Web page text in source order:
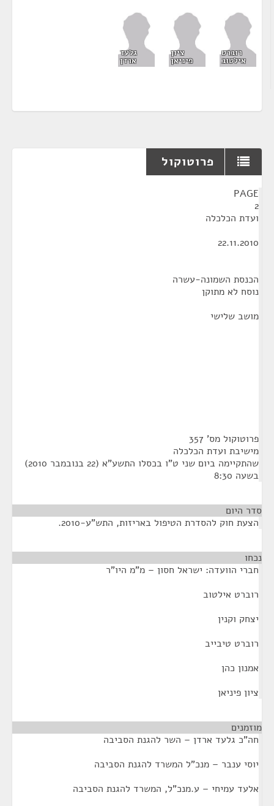
רוברט
אילטוב
ציון
פיניאן
גלעד
ארדן
פרוטוקול
PAGE
2
ועדת הכלכלה
22.11.2010
הכנסת השמונה-עשרה
נוסח לא מתוקן
מושב שלישי
פרוטוקול מס' 357
מישיבת ועדת הכלכלה
שהתקיימה ביום שני ט"ו בכסלו התשע"א (22 בנובמבר 2010)
בשעה 8:30
סדר היום
הצעת חוק להסדרת הטיפול באריזות, התש"ע-2010.
נכחו
חברי הוועדה: ישראל חסון – מ"מ היו"ר
רוברט אילטוב
יצחק וקנין
רוברט טיבייב
אמנון כהן
ציון פיניאן
מוזמנים
חה"כ גלעד ארדן – השר להגנת הסביבה
יוסי ענבר – מנכ"ל המשרד להגנת הסביבה
אלעד עמיחי – ע.מנכ"ל, המשרד להגנת הסביבה